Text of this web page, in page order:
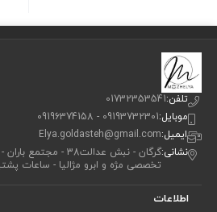
تلفن:01732353541
موبایل:09193732301 - 09196374158
ایمیل:Elya.goldasteh@gmail.com
نشانی:
گرگان - نبش عدالت38 -
تخصصی مژه و ابرو مژالیا - ساعات پشتیبانی: 10
اطلاعات